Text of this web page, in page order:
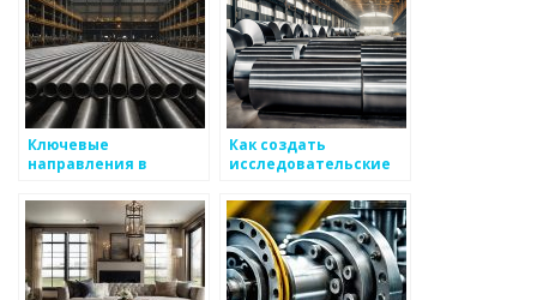
Ключевые
направления в
искать идеи
Как создать
исследовательские
разработки новых
металлических
изделий